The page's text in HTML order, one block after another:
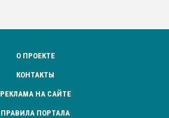
О ПРОЕКТЕ
КОНТАКТЫ
РЕКЛАМА НА САЙТЕ
ПРАВИЛА ПОРТАЛА